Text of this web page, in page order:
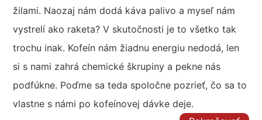
žilami. Naozaj nám dodá káva palivo a myseľ nám
vystrelí ako raketa? V skutočnosti je to všetko tak
trochu inak. Kofeín nám žiadnu energiu nedodá, len
si s nami zahrá chemické škrupiny a pekne nás
podfúkne. Poďme sa teda spoločne pozrieť, čo sa to
vlastne s námi po kofeínovej dávke deje.